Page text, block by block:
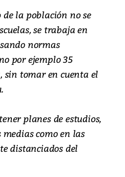
la población no se
se trabaja en
normas
por ejemplo 35
sin tomar en cuenta el
planes de estudios,
como en las
distanciados del